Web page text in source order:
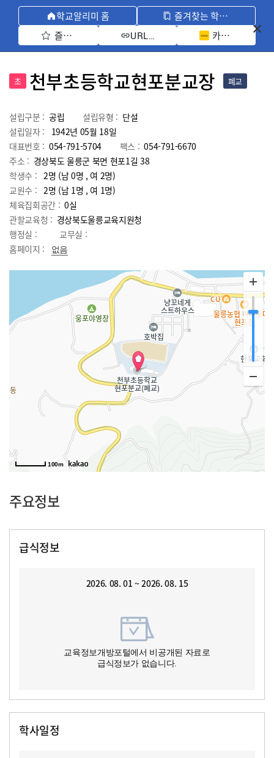
학교알리미 홈
즐겨찾는 학교 모아보기
즐겨찾기 선택
URL 복사 카카오톡 공유
초 천부초등학교현포분교장 폐교
설립구분 : 공립 설립유형 : 단설
설립일자 :
1942년 05월 18일
대표번호 : 054-791-5704 팩스 : 054-791-6670
주소 : 경상북도 울릉군 북면 현포1길 38
학생수 : 2명 (남 0명 , 여 2명)
교원수 : 2명 (남 1명 , 여 1명)
체육집회공간 : 0실
관할교육청 : 경상북도울릉교육지원청
행정실 :
교무실 :
홈페이지 :
없음
100m
주요정보
급식정보
2026. 08. 01 ~ 2026. 08. 15
교육정보개방포털에서 비공개된 자료로
급식정보가 없습니다.
학사일정